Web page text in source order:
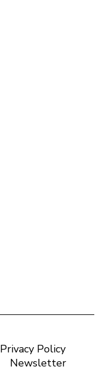
Privacy Policy
Newsletter